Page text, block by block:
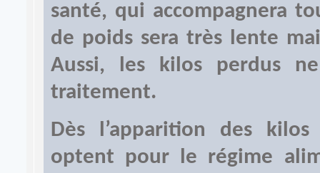
santé, qui accompagnera
de poids sera très lente
Aussi, les kilos perdus
traitement.
Dès l’apparition des
optent pour le régime